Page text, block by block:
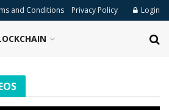
and Conditions Privacy Policy Login